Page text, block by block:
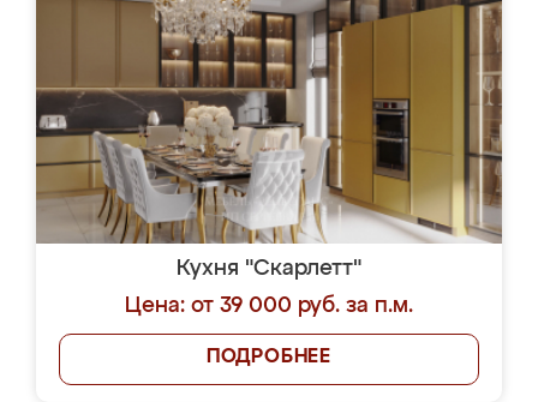
Кухня "Скарлетт"
Цена: от 39 000 руб. за п.м.
ПОДРОБНЕЕ